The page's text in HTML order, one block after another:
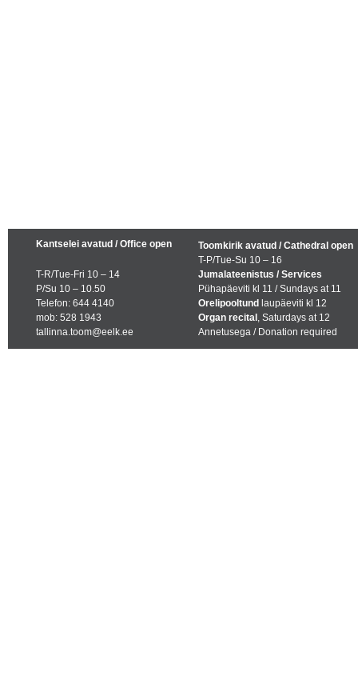
Kantselei avatud / Office open
T-R/Tue-Fri 10 – 14
P/Su 10 – 10.50
Telefon: 644 4140
mob: 528 1943
tallinna.toom@eelk.ee
Toomkirik avatud / Cathedral open
T-P/Tue-Su 10 – 16
Jumalateenistus / Services
Pühapäeviti kl 11 / Sundays at 11
Orelipooltund laupäeviti kl 12
Organ recital , Saturdays at 12
Annetusega / Donation required